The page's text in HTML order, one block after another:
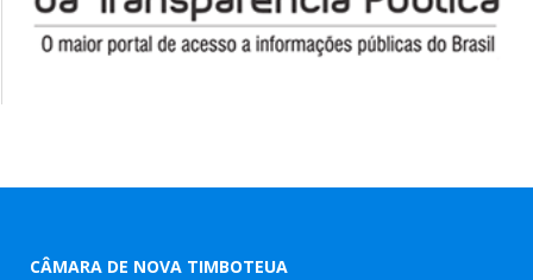
CÂMARA DE NOVA TIMBOTEUA